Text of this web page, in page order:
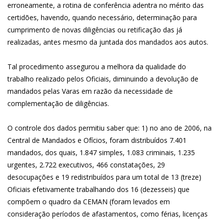
erroneamente, a rotina de conferência adentra no mérito das
certidões, havendo, quando necessário, determinação para
cumprimento de novas diligências ou retificação das já
realizadas, antes mesmo da juntada dos mandados aos autos.
Tal procedimento assegurou a melhora da qualidade do
trabalho realizado pelos Oficiais, diminuindo a devolução de
mandados pelas Varas em razão da necessidade de
complementação de diligências.
O controle dos dados permitiu saber que: 1) no ano de 2006, na
Central de Mandados e Ofícios, foram distribuídos 7.401
mandados, dos quais, 1.847 simples, 1.083 criminais, 1.235
urgentes, 2.722 executivos, 466 constatações, 29
desocupações e 19 redistribuídos para um total de 13 (treze)
Oficiais efetivamente trabalhando dos 16 (dezesseis) que
compõem o quadro da CEMAN (foram levados em
consideração períodos de afastamentos, como férias, licenças